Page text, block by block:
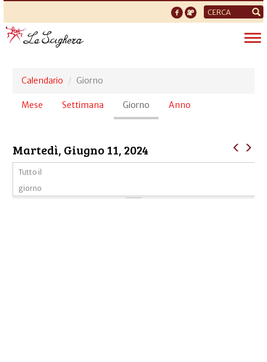
Form
di
ricerca
Calendario Giorno
Schede
Mese Settimana Giorno (scheda
attiva)
Anno
Martedì, Giugno 11, 2024
Tutto il
giorno